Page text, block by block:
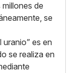
de
se
uranio” es en
se realiza en